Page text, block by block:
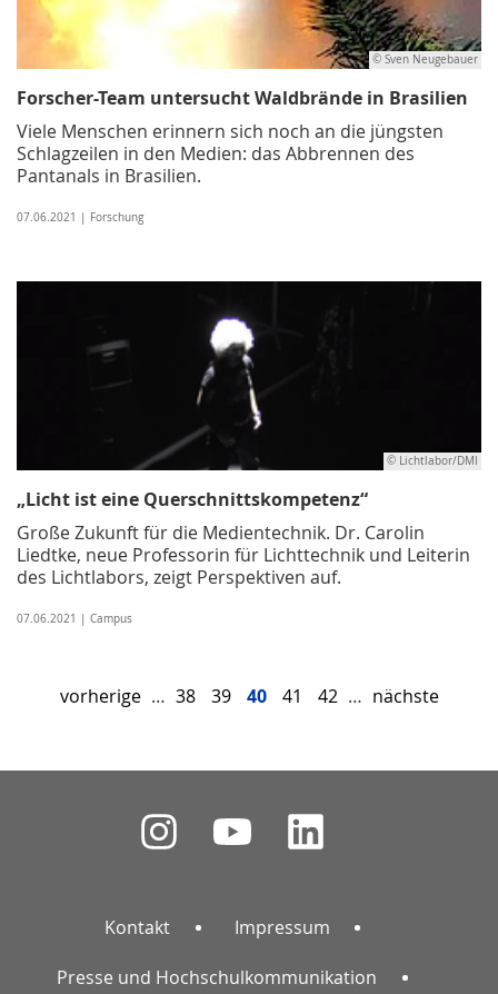
© Sven Neugebauer
Forscher-Team untersucht Waldbrände in Brasilien
Viele Menschen erinnern sich noch an die jüngsten
Schlagzeilen in den Medien: das Abbrennen des
Pantanals in Brasilien.
07.06.2021 | Forschung
© Lichtlabor/DMI
„Licht ist eine Querschnittskompetenz“
Große Zukunft für die Medientechnik. Dr. Carolin
Liedtke, neue Professorin für Lichttechnik und Leiterin
des Lichtlabors, zeigt Perspektiven auf.
07.06.2021 | Campus
vorherige … 38 39 40 41 42 … nächste
Kontakt Impressum
Presse und Hochschulkommunikation